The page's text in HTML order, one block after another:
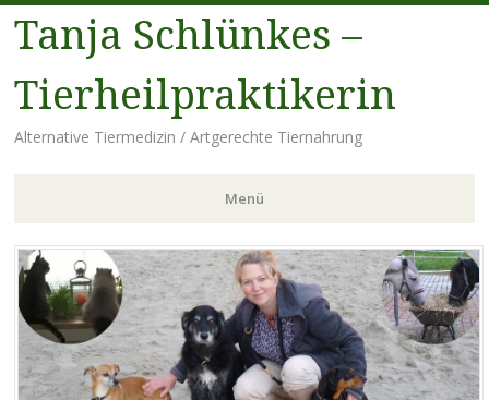
Tanja Schlünkes –
Tierheilpraktikerin
Alternative Tiermedizin / Artgerechte Tiernahrung
Menü
Zum
Inhalt
springen